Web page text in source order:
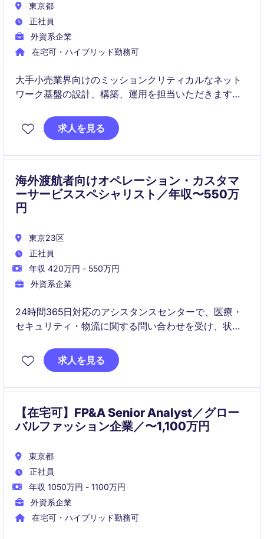
東京都
正社員
外資系企業
在宅可・ハイブリッド勤務可
大手小売業界向けのミッションクリティカルなネット
ワーク基盤の設計、構築、運用を担当いただきます。
お客様と直接コミュニケーションを取りながら、既存
環境の改善や新規システム構築を技術面からリードで
求人を見る
海外渡航者向けオペレーション・カスタマ
ーサービススペシャリスト／年収〜550万
円
東京23区
正社員
年収 420万円 - 550万円
外資系企業
24時間365日対応のアシスタンスセンターで、医療・
セキュリティ・物流に関する問い合わせを受け、状況
うオペレーション業務を担うポジションです。
求人を見る
【在宅可】FP&A Senior Analyst／グロー
バルファッション企業／〜1,100万円
東京都
正社員
年収 1050万円 - 1100万円
外資系企業
在宅可・ハイブリッド勤務可